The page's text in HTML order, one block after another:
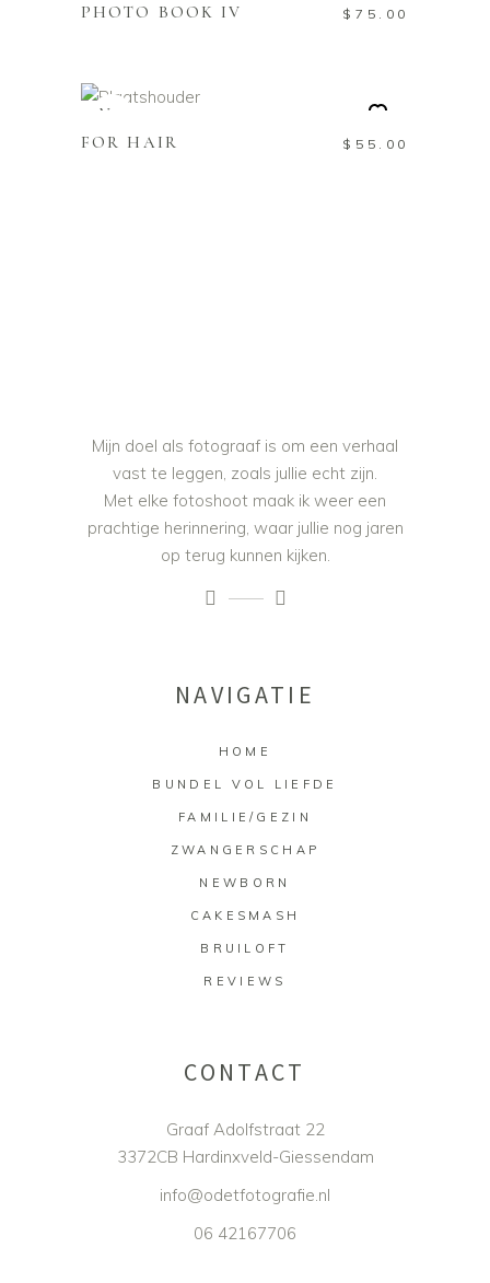
PHOTO BOOK IV $ 75.00
New
FOR HAIR $ 55.00
Mijn doel als fotograaf is om een verhaal
vast te leggen, zoals jullie echt zijn.
Met elke fotoshoot maak ik weer een
prachtige herinnering, waar jullie nog jaren
op terug kunnen kijken.
NAVIGATIE
HOME
BUNDEL VOL LIEFDE
FAMILIE/GEZIN
ZWANGERSCHAP
NEWBORN
CAKESMASH
BRUILOFT
REVIEWS
CONTACT
Graaf Adolfstraat 22
3372CB Hardinxveld-Giessendam
info@odetfotografie.nl
06 42167706